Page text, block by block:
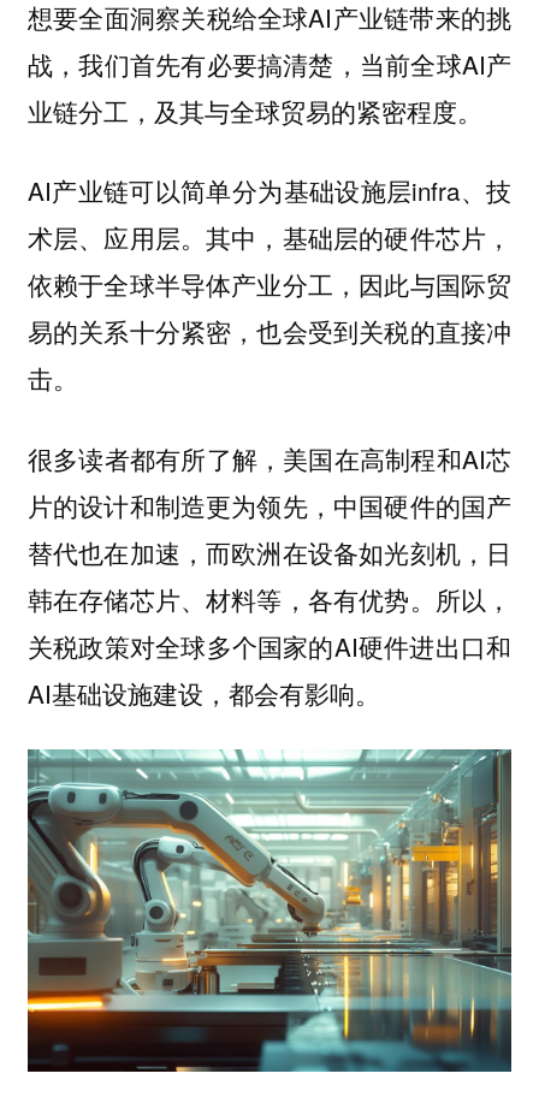
想要全面洞察关税给全球AI产业链带来的挑
战，我们首先有必要搞清楚，当前全球AI产
业链分工，及其与全球贸易的紧密程度。
AI产业链可以简单分为基础设施层infra、技
术层、应用层。其中，基础层的硬件芯片，
依赖于全球半导体产业分工，因此与国际贸
易的关系十分紧密，也会受到关税的直接冲
击。
很多读者都有所了解，美国在高制程和AI芯
片的设计和制造更为领先，中国硬件的国产
替代也在加速，而欧洲在设备如光刻机，日
韩在存储芯片、材料等，各有优势。所以，
关税政策对全球多个国家的AI硬件进出口和
AI基础设施建设，都会有影响。